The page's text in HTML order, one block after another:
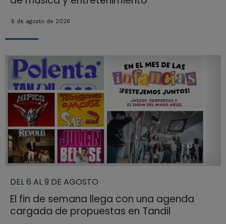
6 de agosto de 2026
DEL 6 AL 9 DE AGOSTO
El fin de semana llega con una agenda
cargada de propuestas en Tandil